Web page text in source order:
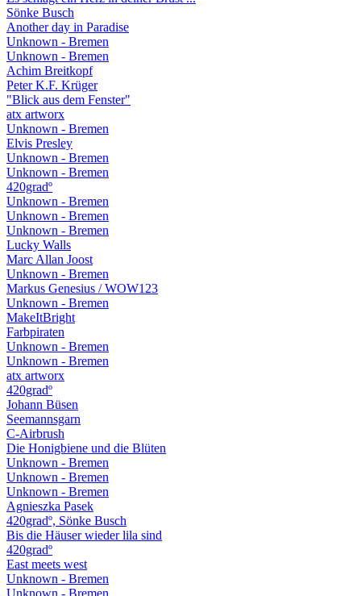
Sönke Busch
Another day in Paradise
Unknown - Bremen
Unknown - Bremen
Achim Breitkopf
Peter K.F. Krüger
"Blick aus dem Fenster"
atx artworx
Unknown - Bremen
Elvis Presley
Unknown - Bremen
Unknown - Bremen
420gradº
Unknown - Bremen
Unknown - Bremen
Unknown - Bremen
Lucky Walls
Marc Allan Joost
Unknown - Bremen
Markus Genesius / WOW123
Unknown - Bremen
MakeItBright
Farbpiraten
Unknown - Bremen
Unknown - Bremen
atx artworx
420gradº
Johann Büsen
Seemannsgarn
C-Airbrush
Die Honigbiene und die Blüten
Unknown - Bremen
Unknown - Bremen
Unknown - Bremen
Agnieszka Pasek
420gradº, Sönke Busch
Bis die Häuser wieder lila sind
420gradº
East meets west
Unknown - Bremen
Unknown - Bremen